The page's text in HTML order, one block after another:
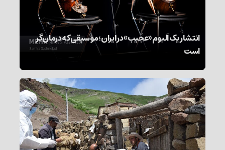
انتشار یک آلبوم «عجیب» در ایران؛ موسیقی که درمان‌گر
است